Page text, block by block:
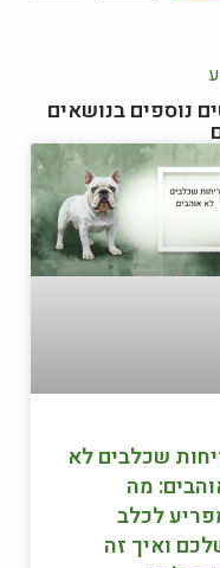
נוספים בנושאים
שכלבים לא
מה
לכלב
ואיך זה